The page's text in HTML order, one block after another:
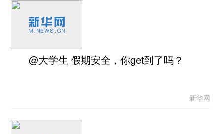
@大学生 假期安全，你get到了吗？
新华网